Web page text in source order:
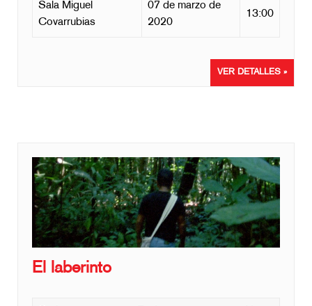
Sala Miguel
Covarrubias
07 de marzo de
2020
13:00
VER DETALLES »
El laberinto